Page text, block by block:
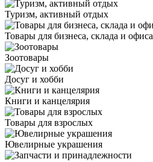
Туризм, активный отдых
Товары для бизнеса, склада и офиса
Зоотовары
Досуг и хобби
Книги и канцелярия
Товары для взрослых
Ювелирные украшения